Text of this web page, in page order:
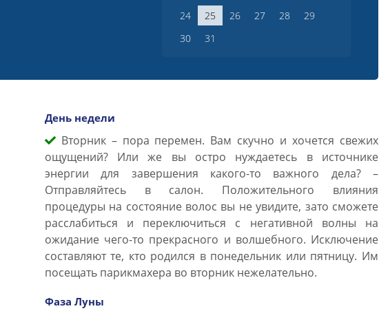
24
25 26 27 28
29
30
31
День недели
Вторник – пора перемен. Вам скучно и хочется свежих
ощущений? Или же вы остро нуждаетесь в источнике
энергии для завершения какого-то важного дела? –
Отправляйтесь в салон. Положительного влияния
процедуры на состояние волос вы не увидите, зато сможете
расслабиться и переключиться с негативной волны на
ожидание чего-то прекрасного и волшебного. Исключение
составляют те, кто родился в понедельник или пятницу. Им
посещать парикмахера во вторник нежелательно.
Фаза Луны